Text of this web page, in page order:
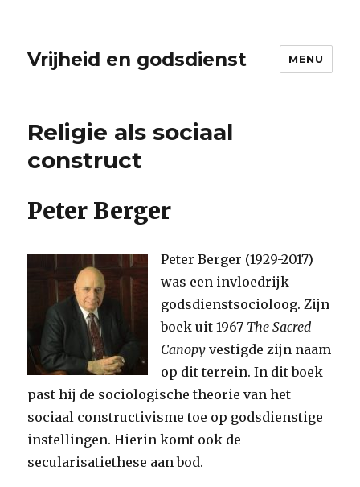
Vrijheid en godsdienst MENU
Religie als sociaal
construct
Peter Berger
Peter Berger (1929-2017)
was een invloedrijk
godsdienstsocioloog. Zijn
boek uit 1967 The Sacred
Canopyvestigde zijn naam
op dit terrein. In dit boek
past hij de sociologische theorie van het
sociaal constructivisme toe op godsdienstige
instellingen. Hierin komt ook de
secularisatiethese aan bod.